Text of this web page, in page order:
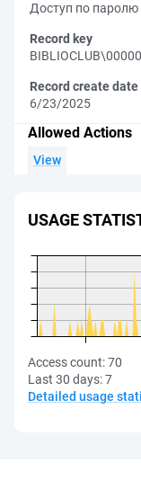
Доступ по паролю
Record key
Record create date
6/23/2025
Allowed Actions
View
USAGE
Access count:70
Last 30 days:7
Detailed usage